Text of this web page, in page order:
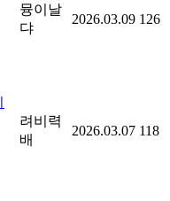
뮹이날
댜
2026.03.09 126
려비력
배
2026.03.07 118